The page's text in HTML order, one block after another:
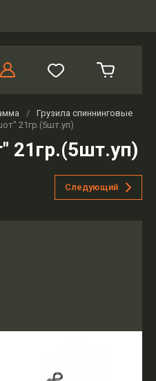
/
Грузила спиннинговые
21гр.(5шт.уп)
21гр.(5шт.уп)
Следующий